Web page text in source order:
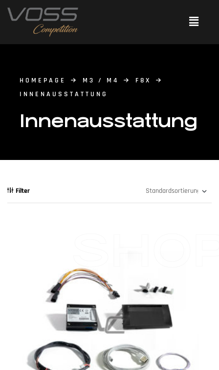
HOMEPAGE M3 / M4
F8X
INNENAUSSTATTUNG
Innenausstattung
Filter